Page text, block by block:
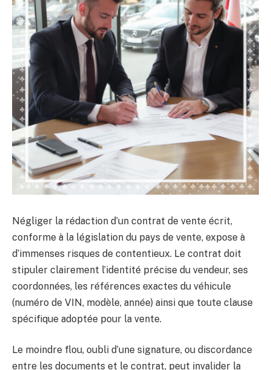
Négliger la rédaction d’un contrat de vente écrit,
conforme à la législation du pays de vente, expose à
d’immenses risques de contentieux. Le contrat doit
stipuler clairement l’identité précise du vendeur, ses
coordonnées, les références exactes du véhicule
(numéro de VIN, modèle, année) ainsi que toute clause
spécifique adoptée pour la vente.
Le moindre flou, oubli d’une signature, ou discordance
entre les documents et le contrat, peut invalider la